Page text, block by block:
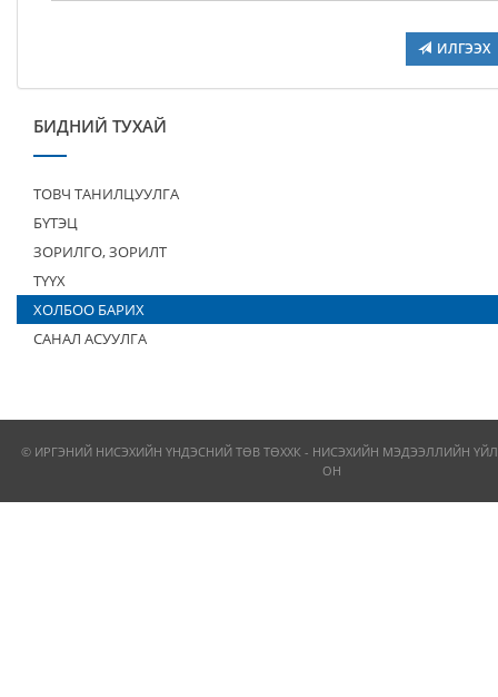
ИЛГЭЭХ
БИДНИЙ ТУХАЙ
ТОВЧ ТАНИЛЦУУЛГА
БҮТЭЦ
ЗОРИЛГО, ЗОРИЛТ
ТҮҮХ
ХОЛБОО БАРИХ
САНАЛ АСУУЛГА
© ИРГЭНИЙ НИСЭХИЙН ҮНДЭСНИЙ ТӨВ ТӨХХК - НИСЭХИЙН МЭДЭЭЛЛИЙН
ОН